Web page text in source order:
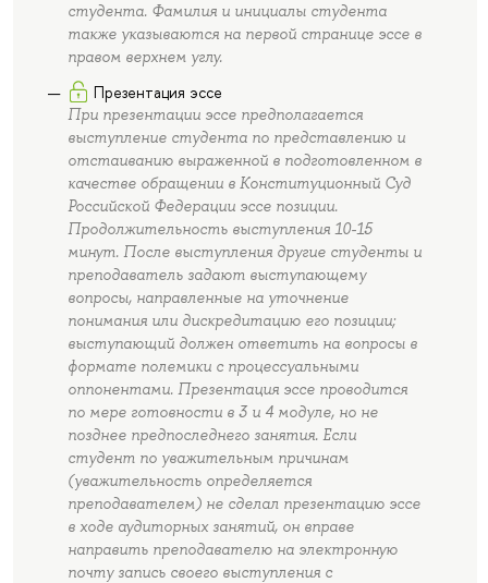
студента. Фамилия и инициалы студента
также указываются на первой странице эссе в
правом верхнем углу.
Презентация эссе
При презентации эссе предполагается
выступление студента по представлению и
отстаиванию выраженной в подготовленном в
качестве обращении в Конституционный Суд
Российской Федерации эссе позиции.
Продолжительность выступления 10-15
минут. После выступления другие студенты и
преподаватель задают выступающему
вопросы, направленные на уточнение
понимания или дискредитацию его позиции;
выступающий должен ответить на вопросы в
формате полемики с процессуальными
оппонентами. Презентация эссе проводится
по мере готовности в 3 и 4 модуле, но не
позднее предпоследнего занятия. Если
студент по уважительным причинам
(уважительность определяется
преподавателем) не сделал презентацию эссе
в ходе аудиторных занятий, он вправе
направить преподавателю на электронную
почту запись своего выступления с